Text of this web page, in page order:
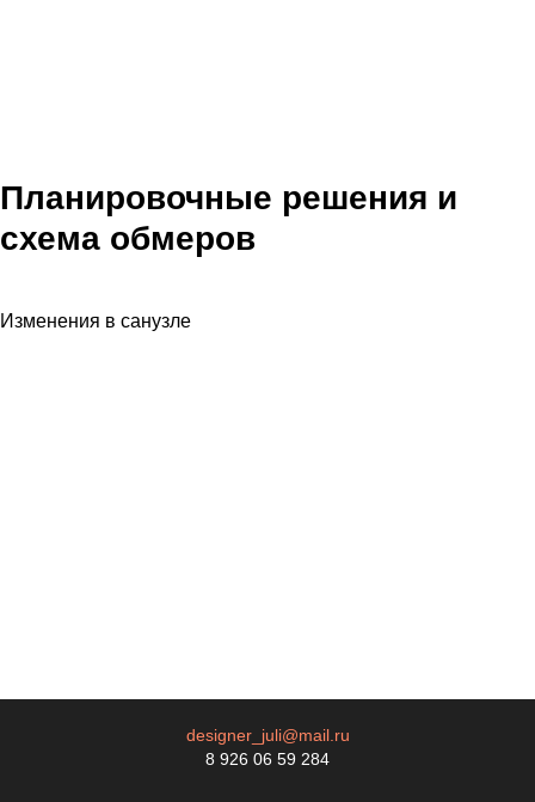
Планировочные решения и
схема обмеров
Изменения в санузле
designer_juli@mail.ru
8 926 06 59 284